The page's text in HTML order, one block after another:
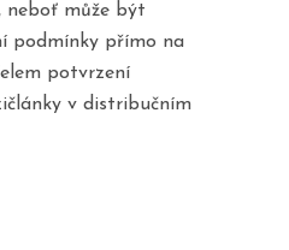
neboť může být
podmínky přímo na
potvrzení
v distribučním